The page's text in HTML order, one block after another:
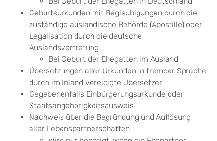
Geburtsurkunden mit Beglaubigungen durch die
zuständige ausländische Behörde (Apostille) oder
Legalisation durch die deutsche
Auslandsvertretung
Bei Geburt der Ehegatten im Ausland
Übersetzungen aller Urkunden in fremder Sprache
durch im Inland vereidigte Übersetzer
Gegebenenfalls Einbürgerungsurkunde oder
Staatsangehörigkeitsausweis
Nachweis über die Begründung und Auflösung
aller Lebenspartnerschaften